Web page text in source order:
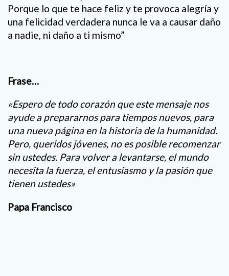
Porque lo que te hace feliz y te provoca alegría y
una felicidad verdadera nunca le va a causar daño
a nadie, ni daño a ti mismo”
Frase…
«Espero de todo corazón que este mensaje nos
ayude a prepararnos para tiempos nuevos, para
una nueva página en la historia de la humanidad.
Pero, queridos jóvenes, no es posible recomenzar
sin ustedes. Para volver a levantarse, el mundo
necesita la fuerza, el entusiasmo y la pasión que
tienen ustedes»
Papa Francisco